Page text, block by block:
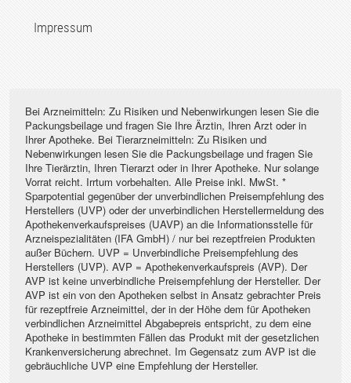
Impressum
Bei Arzneimitteln: Zu Risiken und Nebenwirkungen lesen Sie die
Packungsbeilage und fragen Sie Ihre Ärztin, Ihren Arzt oder in
Ihrer Apotheke. Bei Tierarzneimitteln: Zu Risiken und
Nebenwirkungen lesen Sie die Packungsbeilage und fragen Sie
Ihre Tierärztin, Ihren Tierarzt oder in Ihrer Apotheke. Nur solange
Vorrat reicht. Irrtum vorbehalten. Alle Preise inkl. MwSt. *
Sparpotential gegenüber der unverbindlichen Preisempfehlung des
Herstellers (UVP) oder der unverbindlichen Herstellermeldung des
Apothekenverkaufspreises (UAVP) an die Informationsstelle für
Arzneispezialitäten (IFA GmbH) / nur bei rezeptfreien Produkten
außer Büchern. UVP = Unverbindliche Preisempfehlung des
Herstellers (UVP). AVP = Apothekenverkaufspreis (AVP). Der
AVP ist keine unverbindliche Preisempfehlung der Hersteller. Der
AVP ist ein von den Apotheken selbst in Ansatz gebrachter Preis
für rezeptfreie Arzneimittel, der in der Höhe dem für Apotheken
verbindlichen Arzneimittel Abgabepreis entspricht, zu dem eine
Apotheke in bestimmten Fällen das Produkt mit der gesetzlichen
Krankenversicherung abrechnet. Im Gegensatz zum AVP ist die
gebräuchliche UVP eine Empfehlung der Hersteller.